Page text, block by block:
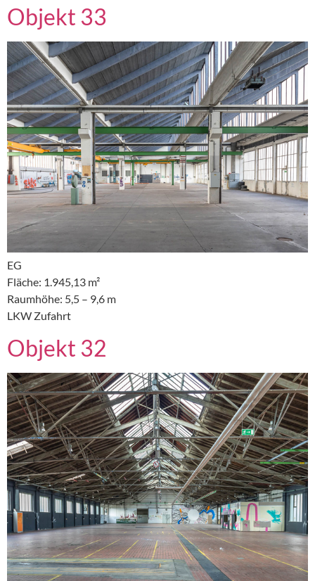
Objekt 33
EG
Fläche: 1.945,13 m²
Raumhöhe: 5,5 – 9,6 m
LKW Zufahrt
Objekt 32